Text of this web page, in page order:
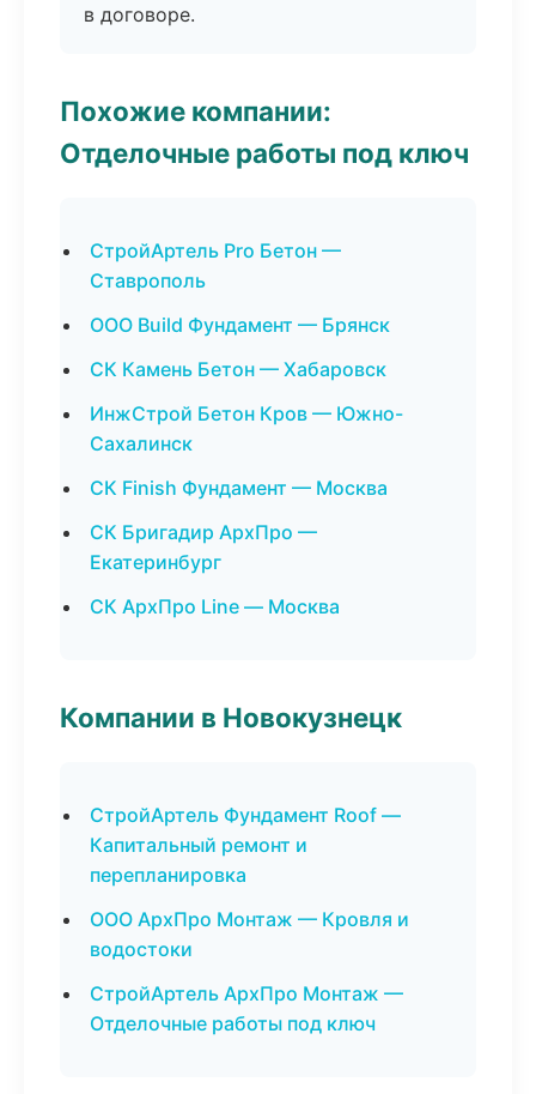
в договоре.
Похожие компании:
Отделочные работы под ключ
СтройАртель Pro Бетон —
Ставрополь
ООО Build Фундамент — Брянск
СК Камень Бетон — Хабаровск
ИнжСтрой Бетон Кров — Южно-
Сахалинск
СК Finish Фундамент — Москва
СК Бригадир АрхПро —
Екатеринбург
СК АрхПро Line — Москва
Компании в Новокузнецк
СтройАртель Фундамент Roof —
Капитальный ремонт и
перепланировка
ООО АрхПро Монтаж — Кровля и
водостоки
СтройАртель АрхПро Монтаж —
Отделочные работы под ключ